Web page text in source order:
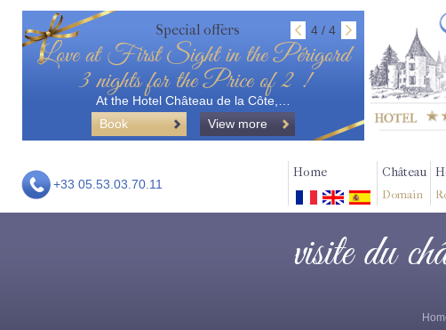
Special offers 4 / 4
Love at First Sight in the Périgord
3 nights for the Price of 2 !
At the Hotel Château de la Côte,…
Book
View more
+33 05.53.03.70.11
Home Château
Domain
visite du